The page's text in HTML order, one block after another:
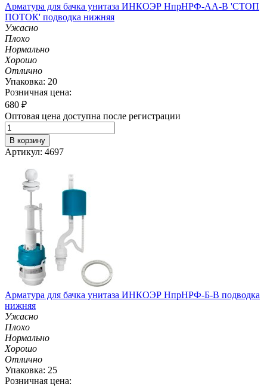
Арматура для бачка унитаза ИНКОЭР НпрНРФ-АА-В 'СТОП
ПОТОК' подводка нижняя
Ужасно
Плохо
Нормально
Хорошо
Отлично
Упаковка: 20
Розничная цена:
680 ₽
Оптовая цена доступна после регистрации
В корзину
Артикул: 4697
Арматура для бачка унитаза ИНКОЭР НпрНРФ-Б-В подводка
нижняя
Ужасно
Плохо
Нормально
Хорошо
Отлично
Упаковка: 25
Розничная цена: